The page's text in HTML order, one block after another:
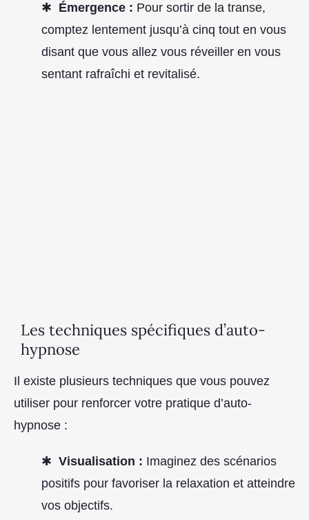
Émergence : Pour sortir de la transe,
comptez lentement jusqu’à cinq tout en vous
disant que vous allez vous réveiller en vous
sentant rafraîchi et revitalisé.
Les techniques spécifiques d’auto-
hypnose
Il existe plusieurs techniques que vous pouvez
utiliser pour renforcer votre pratique d’auto-
hypnose :
Visualisation : Imaginez des scénarios
positifs pour favoriser la relaxation et atteindre
vos objectifs.